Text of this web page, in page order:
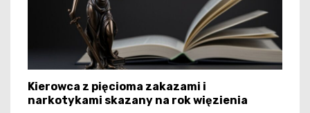
Kierowca z pięcioma zakazami i
narkotykami skazany na rok więzienia